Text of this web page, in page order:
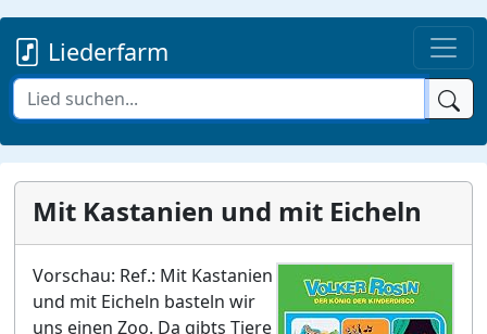
Liederfarm
Mit Kastanien und mit Eicheln
Vorschau: Ref.: Mit Kastanien
und mit Eicheln basteln wir
uns einen Zoo. Da gibts Tiere